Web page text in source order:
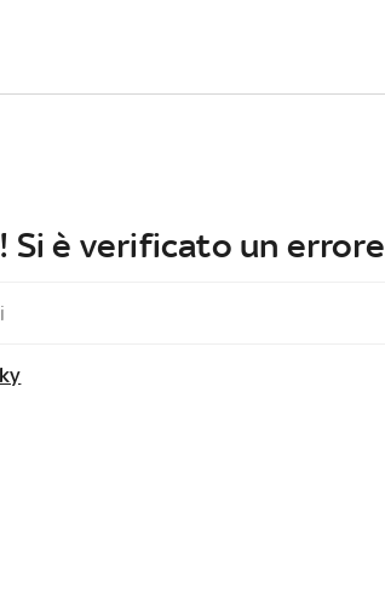
Si è verificato un errore